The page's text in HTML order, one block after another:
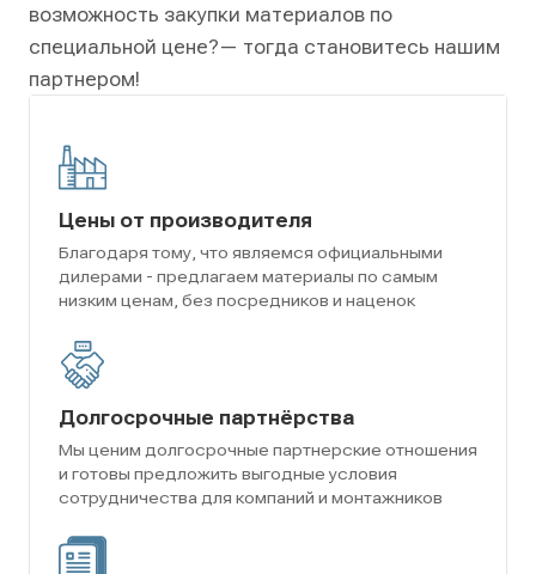
возможность закупки материалов по
специальной цене?— тогда становитесь нашим
партнером!
Цены от производителя
Благодаря тому, что являемся официальными
дилерами - предлагаем материалы по самым
низким ценам, без посредников и наценок
Долгосрочные партнёрства
Мы ценим долгосрочные партнерские отношения
и готовы предложить выгодные условия
сотрудничества для компаний и монтажников